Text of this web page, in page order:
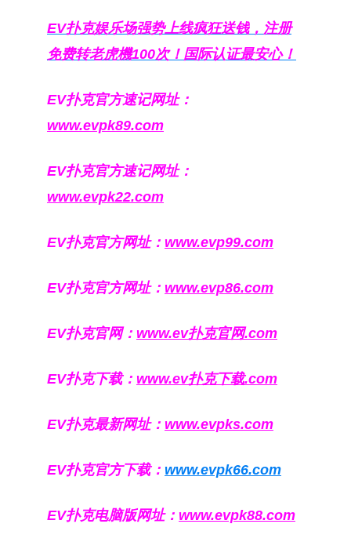
EV扑克娱乐场强势上线疯狂送钱，注册
免费转老虎機100次！国际认证最安心！
EV扑克官方速记网址：
www.evpk89.com
EV扑克官方速记网址：
www.evpk22.com
EV扑克官方网址： www.evp99.com
EV扑克官方网址： www.evp86.com
EV扑克官网： www.ev扑克官网.com
EV扑克下载： www.ev扑克下载.com
EV扑克最新网址： www.evpks.com
EV扑克官方下载： www.evpk66.com
EV扑克电脑版网址： www.evpk88.com